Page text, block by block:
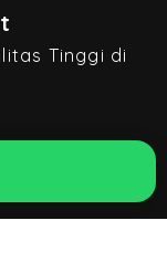
Tinggi di